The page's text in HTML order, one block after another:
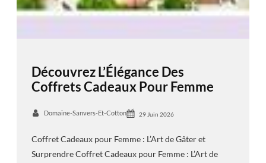
Découvrez L’Élégance Des
Coffrets Cadeaux Pour Femme
Domaine-Sanvers-Et-Cotton 29 Juin 2026
Coffret Cadeaux pour Femme : L’Art de Gâter et
Surprendre Coffret Cadeaux pour Femme : L’Art de